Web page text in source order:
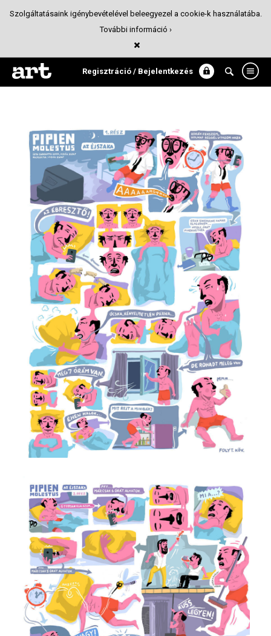
Regisztráció / Bejelentkezés
Pipien Molestus - Az éjszaka
Képregény
Szolgáltatásaink igénybevételével beleegyezel a cookie-k használatába.
További információ ›